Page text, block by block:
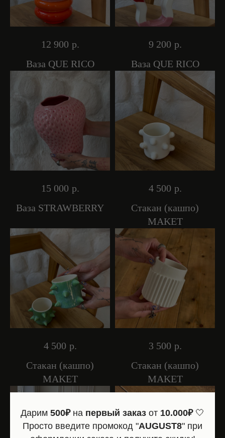
12 900 р.
Ваза QUE RICO
9 200 р.
Ваза QUE RICO
15 000 р.
Ваза STRAWBERRY
4 500 р.
Стакан (кашпо)
MAKET
4 500 р.
Стакан (кашпо)
MAKET
3 500 р.
Стакан (кашпо)
MAKET
Дарим 500₽на первый заказ от 10.000₽🤍
Просто введите промокод "AUGUST8" при